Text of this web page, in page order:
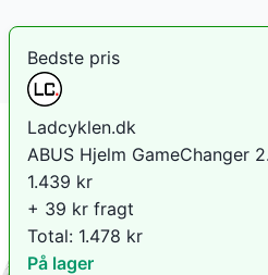
Bedste pris
Ladcyklen.dk
ABUS Hjelm GameChanger
1.439 kr
+ 39 kr fragt
Total: 1.478 kr
På lager